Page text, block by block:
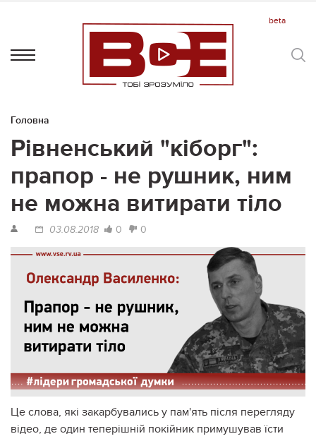
Головна
Рівненський "кіборг":
прапор - не рушник, ним
не можна витирати тіло
03.08.2018 0 0
Це слова, які закарбувались у пам'ять після перегляду
відео, де один теперішній покійник примушував їсти